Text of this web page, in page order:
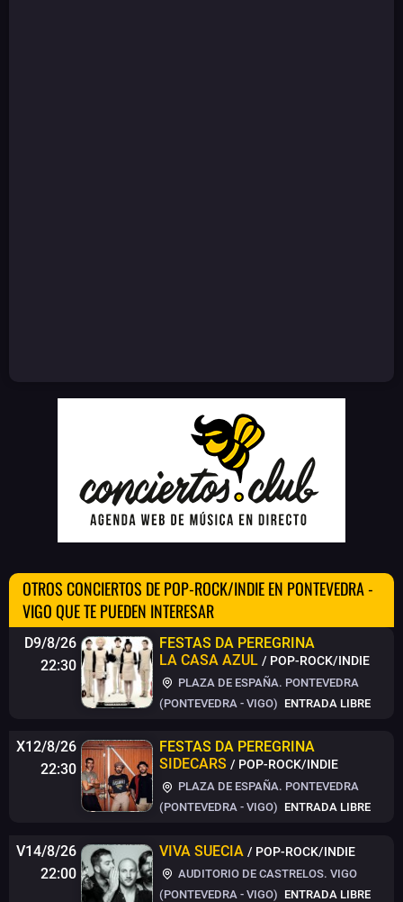
OTROS CONCIERTOS DE POP-ROCK/INDIE EN PONTEVEDRA -
VIGO QUE TE PUEDEN INTERESAR
D9/8/26
22:30
FESTAS DA PEREGRINA
LA CASA AZUL / POP-ROCK/INDIE
PLAZA DE ESPAÑA. PONTEVEDRA
(PONTEVEDRA - VIGO) ENTRADA LIBRE
X12/8/26
22:30
FESTAS DA PEREGRINA
SIDECARS / POP-ROCK/INDIE
PLAZA DE ESPAÑA. PONTEVEDRA
(PONTEVEDRA - VIGO) ENTRADA LIBRE
V14/8/26
22:00
VIVA SUECIA / POP-ROCK/INDIE
AUDITORIO DE CASTRELOS. VIGO
(PONTEVEDRA - VIGO) ENTRADA LIBRE